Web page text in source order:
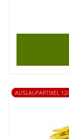
AUSLAUFARTIKEL